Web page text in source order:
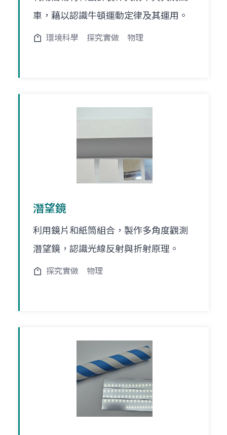
車，藉以認識牛頓運動定律及其運用。
環境科學 探究實做 物理
潛望鏡
利用鏡片和紙筒組合，製作多角度觀測
潛望鏡，認識光線反射與折射原理。
探究實做 物理